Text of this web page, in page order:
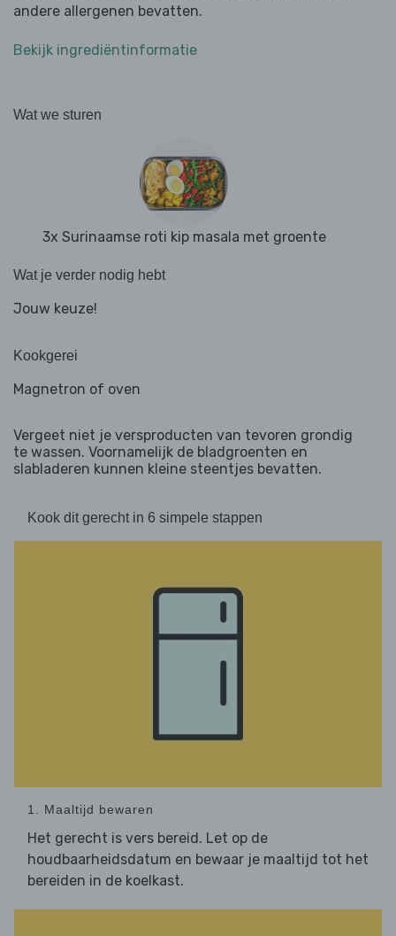
andere allergenen bevatten.
Bekijk ingrediëntinformatie
Wat we sturen
3x Surinaamse roti kip masala met groente
Wat je verder nodig hebt
Jouw keuze!
Kookgerei
Magnetron of oven
Vergeet niet je versproducten van tevoren grondig
te wassen. Voornamelijk de bladgroenten en
slabladeren kunnen kleine steentjes bevatten.
Kook dit gerecht in 6 simpele stappen
1. Maaltijd bewaren
Het gerecht is vers bereid. Let op de
houdbaarheidsdatum en bewaar je maaltijd tot het
bereiden in de koelkast.